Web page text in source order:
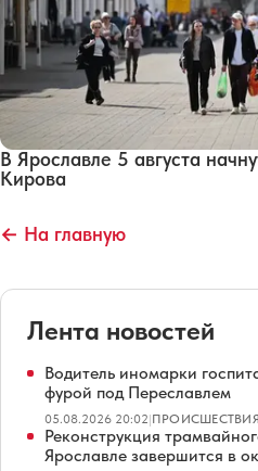
В Ярославле 5 августа
Кирова
← На главную
Лента новостей
Водитель иномарки
фурой под Переславлем
05.08.2026 20:02|ПРОИСШЕСТВИЯ
Реконструкция
Ярославле завершится в